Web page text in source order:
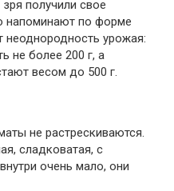
получили свое
напоминают по форме
урожая:
не более 200 г, а
весом до 500 г.
не растрескиваются.
сладковатая, с
очень мало, они